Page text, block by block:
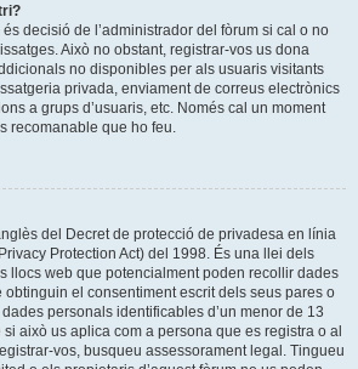
decisió de l’administrador del fòrum si cal o no
Això no obstant, registrar-vos us dona
no disponibles per als usuaris visitants
privada, enviament de correus electrònics
a grups d’usuaris, etc. Només cal un moment
recomanable que ho feu.
del Decret de protecció de privadesa en línia
Protection Act) del 1998. És una llei dels
llocs web que potencialment poden recollir dades
el consentiment escrit dels seus pares o
personals identificables d’un menor de 13
això us aplica com a persona que es registra o al
vos, busqueu assessorament legal. Tingueu